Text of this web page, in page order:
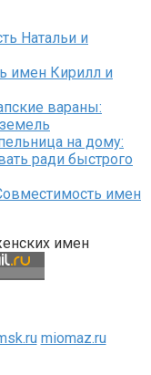
Натальи и
имен Кирилл и
вараны:
на дому:
ради быстрого
имен
имен
miomaz.ru